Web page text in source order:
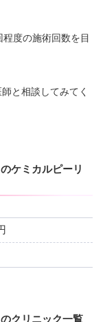
度の施術回数を目
と相談してみてく
ケミカルピーリ
クリニック一覧